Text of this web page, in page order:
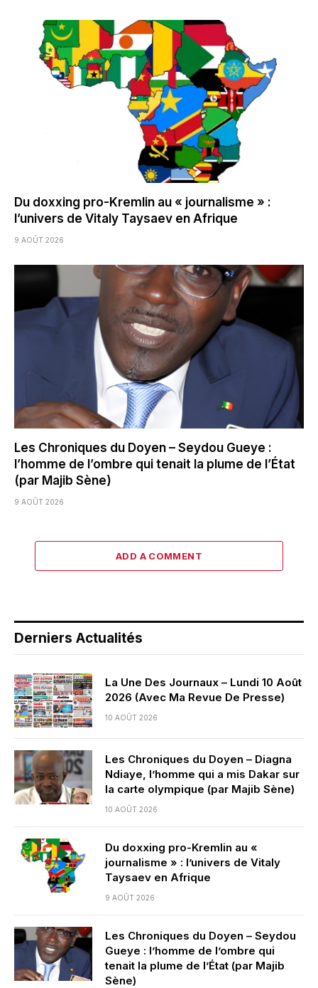
Du doxxing pro-Kremlin au « journalisme » :
l’univers de Vitaly Taysaev en Afrique
9 AOÛT 2026
Les Chroniques du Doyen – Seydou Gueye :
l’homme de l’ombre qui tenait la plume de l’État
(par Majib Sène)
9 AOÛT 2026
ADD A COMMENT
Derniers Actualités
La Une Des Journaux – Lundi 10 Août
2026 (Avec Ma Revue De Presse)
10 AOÛT 2026
Les Chroniques du Doyen – Diagna
Ndiaye, l’homme qui a mis Dakar sur
la carte olympique (par Majib Sène)
10 AOÛT 2026
Du doxxing pro-Kremlin au «
journalisme » : l’univers de Vitaly
Taysaev en Afrique
9 AOÛT 2026
Les Chroniques du Doyen – Seydou
Gueye : l’homme de l’ombre qui
tenait la plume de l’État (par Majib
Sène)